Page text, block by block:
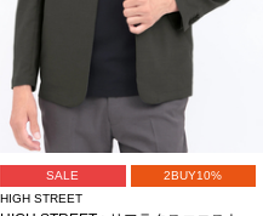
SALE
2BUY10%
HIGH STREET